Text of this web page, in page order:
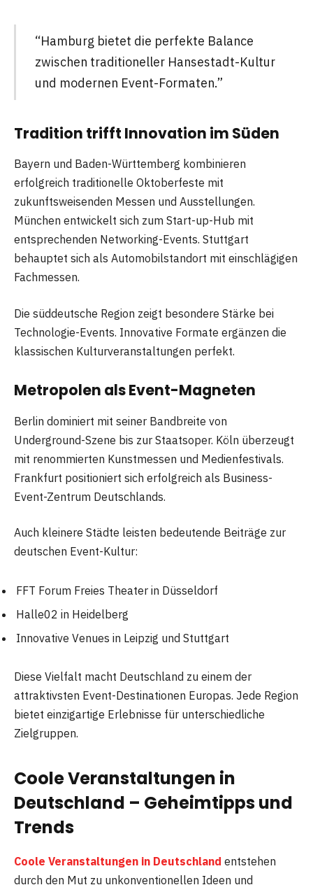
“Hamburg bietet die perfekte Balance
zwischen traditioneller Hansestadt-Kultur
und modernen Event-Formaten.”
Tradition trifft Innovation im Süden
Bayern und Baden-Württemberg kombinieren
erfolgreich traditionelle Oktoberfeste mit
zukunftsweisenden Messen und Ausstellungen.
München entwickelt sich zum Start-up-Hub mit
entsprechenden Networking-Events. Stuttgart
behauptet sich als Automobilstandort mit einschlägigen
Fachmessen.
Die süddeutsche Region zeigt besondere Stärke bei
Technologie-Events. Innovative Formate ergänzen die
klassischen Kulturveranstaltungen perfekt.
Metropolen als Event-Magneten
Berlin dominiert mit seiner Bandbreite von
Underground-Szene bis zur Staatsoper. Köln überzeugt
mit renommierten Kunstmessen und Medienfestivals.
Frankfurt positioniert sich erfolgreich als Business-
Event-Zentrum Deutschlands.
Auch kleinere Städte leisten bedeutende Beiträge zur
deutschen Event-Kultur:
FFT Forum Freies Theater in Düsseldorf
Halle02 in Heidelberg
Innovative Venues in Leipzig und Stuttgart
Diese Vielfalt macht Deutschland zu einem der
attraktivsten Event-Destinationen Europas. Jede Region
bietet einzigartige Erlebnisse für unterschiedliche
Zielgruppen.
Coole Veranstaltungen in
Deutschland – Geheimtipps und
Trends
Coole Veranstaltungen in Deutschland entstehen
durch den Mut zu unkonventionellen Ideen und